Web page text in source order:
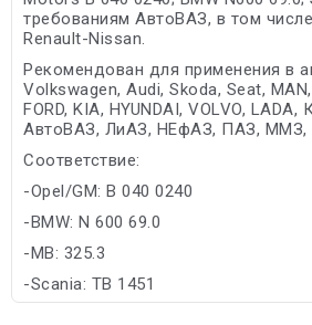
требованиям АвтоВАЗ, в том
Renault-Nissan.
Рекомендован для применения в
Volkswagen, Audi, Skoda, Seat,
FORD, KIA, HYUNDAI, VOLVO,
АвтоВАЗ, ЛиАЗ, НЕфАЗ, ПАЗ, ММЗ,
Соответствие:
-Opel/GM: B 040 0240
-BMW: N 600 69.0
-MB: 325.3
-Scania: TB 1451